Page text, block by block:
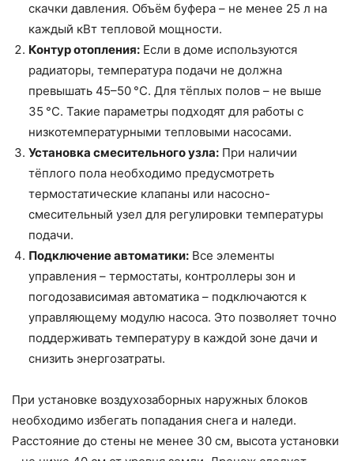
скачки давления. Объём буфера – не менее 25 л на
каждый кВт тепловой мощности.
Контур отопления: Если в доме используются
радиаторы, температура подачи не должна
превышать 45–50 °C. Для тёплых полов – не выше
35 °C. Такие параметры подходят для работы с
низкотемпературными тепловыми насосами.
Установка смесительного узла: При наличии
тёплого пола необходимо предусмотреть
термостатические клапаны или насосно-
смесительный узел для регулировки температуры
подачи.
Подключение автоматики: Все элементы
управления – термостаты, контроллеры зон и
погодозависимая автоматика – подключаются к
управляющему модулю насоса. Это позволяет точно
поддерживать температуру в каждой зоне дачи и
снизить энергозатраты.
При установке воздухозаборных наружных блоков
необходимо избегать попадания снега и наледи.
Расстояние до стены не менее 30 см, высота установки